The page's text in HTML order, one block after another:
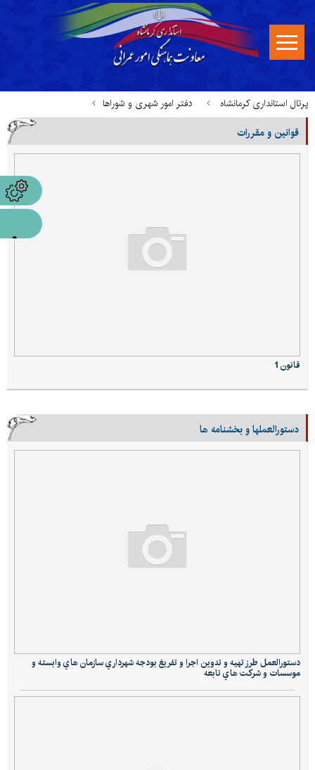
پرتال استانداری کرمانشاه دفتر امور شهری و شوراها
قوانین، بخشنامه ها و مستندات
قوانین و مقررات
قانون 1
دستورالعملها و بخشنامه ها
دستورالعمل طرز تهيه و تدوين اجرا و تفريغ بودجه شهرداري سازمان هاي وابسته و
موسسات و شركت هاي تابعه